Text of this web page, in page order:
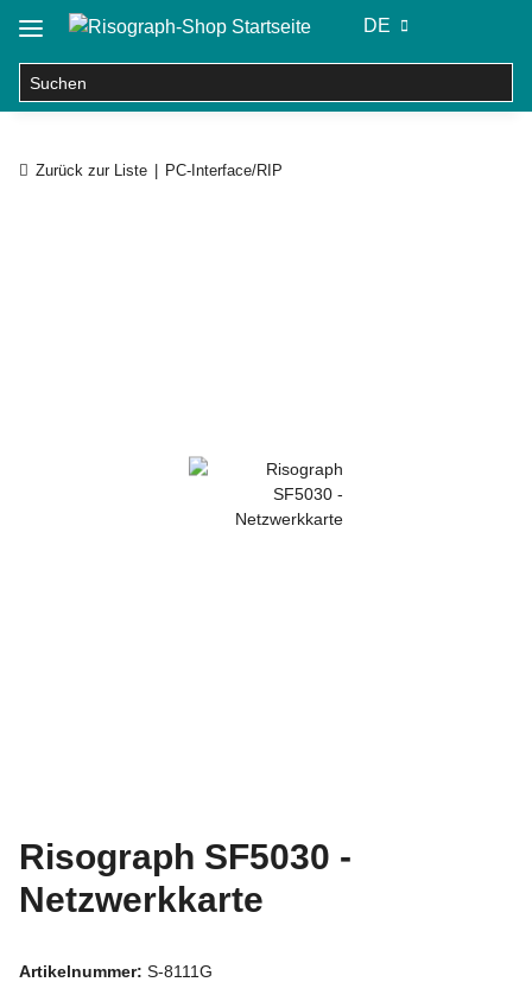
DE
Zurück zur Liste PC-Interface/RIP
Risograph SF5030 -
Netzwerkkarte
Artikelnummer: S-8111G